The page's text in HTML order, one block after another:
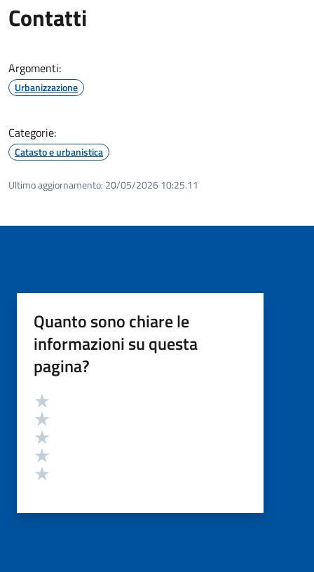
Contatti
Argomenti:
Urbanizzazione
Categorie:
Catasto e urbanistica
Ultimo aggiornamento: 20/05/2026 10:25.11
Quanto sono chiare le
informazioni su questa
pagina?
Valutazione